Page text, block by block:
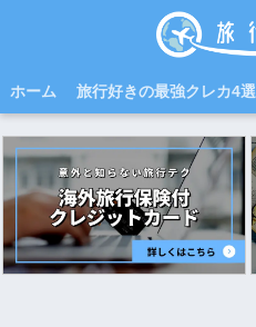
ホーム 旅行好きの最強クレカ4選